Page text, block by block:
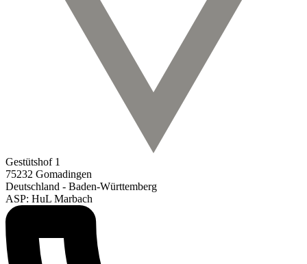
Gestütshof 1
75232 Gomadingen
Deutschland - Baden-Württemberg
ASP: HuL Marbach